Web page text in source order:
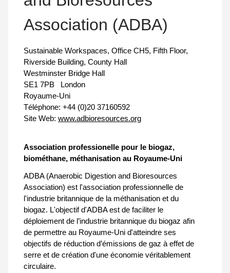
Association (ADBA)
Sustainable Workspaces, Office CH5, Fifth Floor,
Riverside Building, County Hall
Westminster Bridge Hall
SE1 7PB
London
Royaume-Uni
Téléphone: +44 (0)20 37160592
Site Web: www.adbioresources.org
Association professionelle pour le biogaz,
biométhane, méthanisation au Royaume-Uni
ADBA (Anaerobic Digestion and Bioresources
Association) est l'association professionnelle de
l'industrie britannique de la méthanisation et du
biogaz. L'objectif d'ADBA est de faciliter le
déploiement de l’industrie britannique du biogaz afin
de permettre au Royaume-Uni d'atteindre ses
objectifs de réduction d’émissions de gaz à effet de
serre et de création d'une économie véritablement
circulaire.